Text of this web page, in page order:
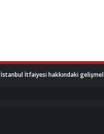
İstanbul İtfaiyesi hakkındaki